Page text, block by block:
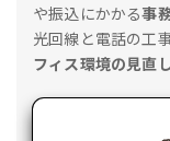
や振込にかかる事
光回線と電話の工
フィス環境の見直